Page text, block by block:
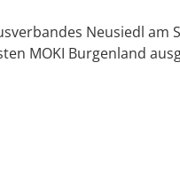
Neusiedl am
MOKI Burgenland